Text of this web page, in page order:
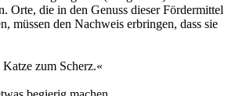
Orte, die in den Genuss dieser Fördermittel
müssen den Nachweis erbringen, dass sie
zum Scherz.«